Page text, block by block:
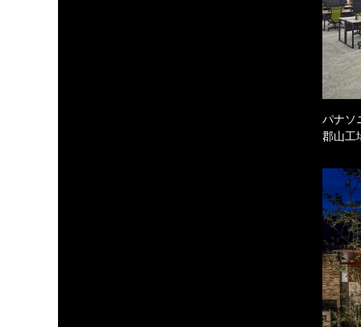
パナソ
郡山工